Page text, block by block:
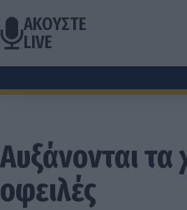
ΑΚΟΥΣΤΕ
LIVE
Αυξάνονται
οφειλές